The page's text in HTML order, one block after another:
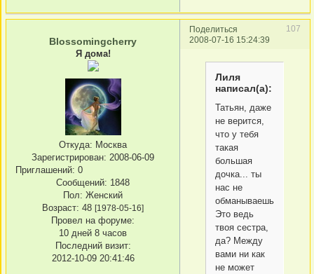
Поделиться
107
2008-07-16 15:24:39
Blossomingcherry
Я дома!
Откуда: Москва
Зарегистрирован: 2008-06-09
Приглашений: 0
Сообщений: 1848
Пол: Женский
Возраст: 48 [1978-05-16]
Провел на форуме:
10 дней 8 часов
Последний визит:
2012-10-09 20:41:46
Лиля
написал(а):
Татьян, даже
не верится,
что у тебя
такая
большая
дочка... ты
нас не
обманываешь?
Это ведь
твоя сестра,
да? Между
вами ни как
не может